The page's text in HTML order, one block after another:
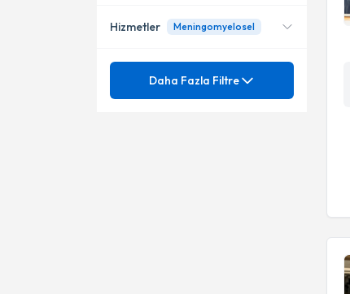
Beyin ve Sinir Cerrahisi
Ameliyatsız bel- boyun fıtığı
Hizmetler Meningomyelosel
Mezuniyet
Daha Fazla Filtre